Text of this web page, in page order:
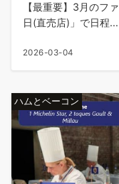
【最重要】3月のフ
日(直売店)」で日程...
2026-03-04
ハムとベーコン